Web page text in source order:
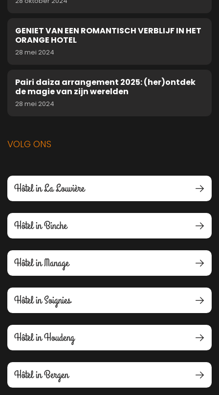
GENIET VAN EEN ROMANTISCH VERBLIJF IN HET
ORANGE HOTEL
28 mei 2024
Pairi daiza arrangement 2025: (her)ontdek
de magie van zijn werelden
28 mei 2024
VOLG ONS
Hôtel in La Louvière
Hôtel in Binche
Hôtel in Manage
Hôtel in Soignies
Hôtel in Houdeng
Hôtel in Bergen